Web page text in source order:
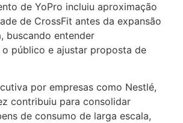
de YoPro incluiu aproximação
de CrossFit antes da expansão
buscando entender
público e ajustar proposta de
por empresas como Nestlé,
contribuiu para consolidar
de consumo de larga escala,